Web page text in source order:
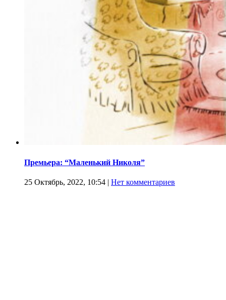
Премьера: “Маленький Николя”
25 Октябрь, 2022, 10:54 | Нет комментариев